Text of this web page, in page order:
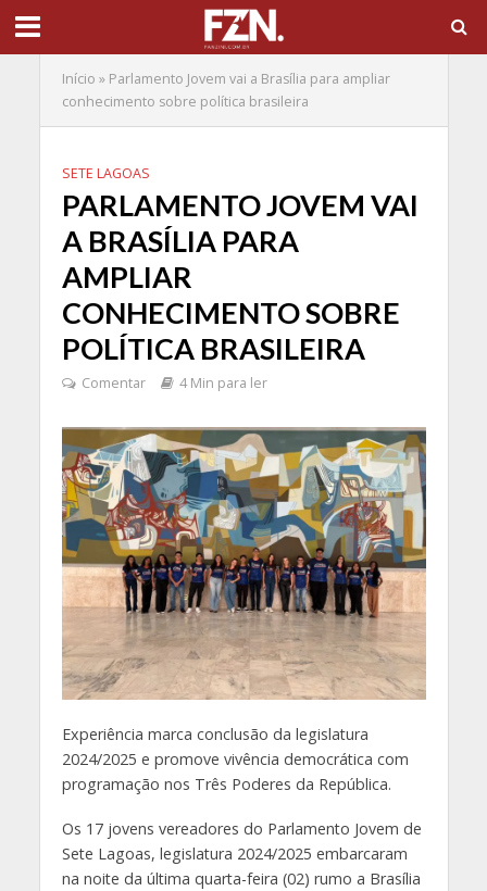
Início » Parlamento Jovem vai a Brasília para ampliar
conhecimento sobre política brasileira
SETE LAGOAS
PARLAMENTO JOVEM VAI
A BRASÍLIA PARA
AMPLIAR
CONHECIMENTO SOBRE
POLÍTICA BRASILEIRA
Comentar 4 Min para ler
Experiência marca conclusão da legislatura
2024/2025 e promove vivência democrática com
programação nos Três Poderes da República.
Os 17 jovens vereadores do Parlamento Jovem de
Sete Lagoas, legislatura 2024/2025 embarcaram
na noite da última quarta-feira (02) rumo a Brasília